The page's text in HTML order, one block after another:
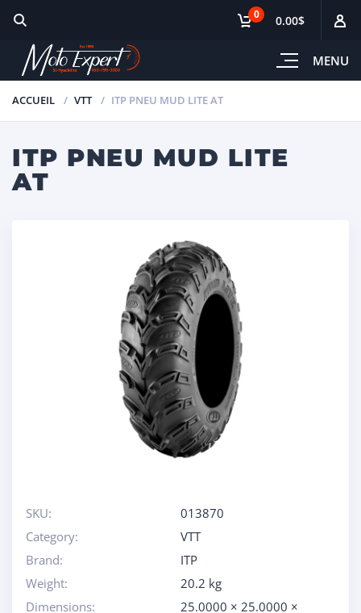
MENU
0 0.00$
ACCUEIL VTT ITP PNEU MUD LITE AT
ITP PNEU MUD LITE
AT
SKU:
013870
Category:
VTT
Brand:
ITP
Weight:
20.2 kg
Dimensions:
25.0000 × 25.0000 ×